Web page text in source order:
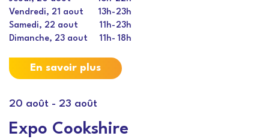
Vendredi, 21 aout
13h-23h
Samedi, 22 aout
11h-23h
Dimanche, 23 aout
11h- 18h
En savoir plus
20 août - 23 août
Expo Cookshire